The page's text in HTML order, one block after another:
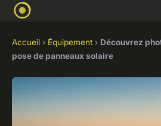
Accueil › Équipement › Découvrez
pose de panneaux solaire